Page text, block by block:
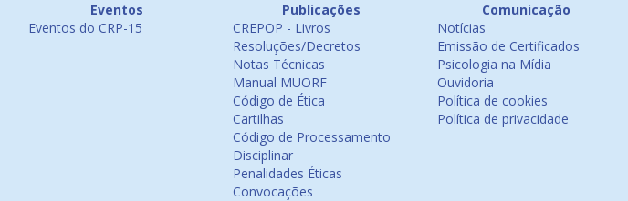
Eventos
Eventos do CRP-15
Publicações
CREPOP - Livros
Resoluções/Decretos
Notas Técnicas
Manual MUORF
Código de Ética
Cartilhas
Código de Processamento
Disciplinar
Penalidades Éticas
Convocações
Comunicação
Notícias
Emissão de Certificados
Psicologia na Mídia
Ouvidoria
Política de cookies
Política de privacidade